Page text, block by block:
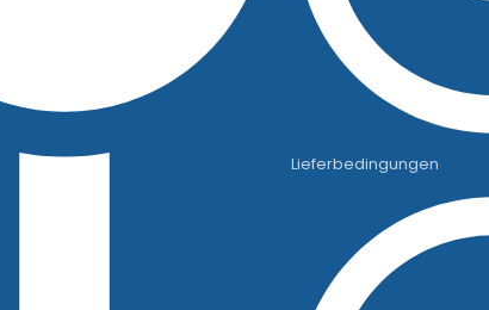
Lieferbedingungen